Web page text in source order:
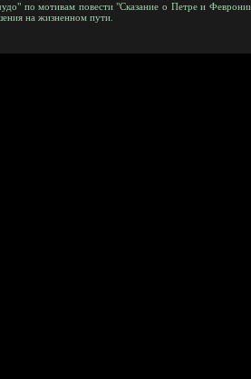
по мотивам повести "Сказание о Петре и
на жизненном пути.